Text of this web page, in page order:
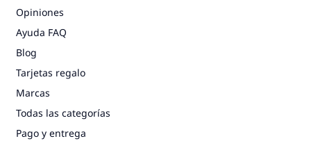
Opiniones
Ayuda FAQ
Blog
Tarjetas regalo
Marcas
Todas las categorías
Pago y entrega